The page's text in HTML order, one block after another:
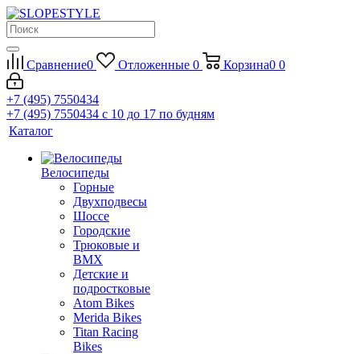
Сравнение0 Отложенные 0 Корзина0 0
+7 (495) 7550434
+7 (495) 7550434 с 10 до 17 по будням
Каталог
Велосипеды
Горные
Двухподвесы
Шоссе
Городские
Трюковые и
BMX
Детские и
подростковые
Atom Bikes
Merida Bikes
Titan Racing
Bikes